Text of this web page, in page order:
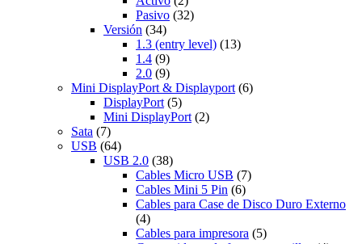
Pasivo (32)
Versión (34)
1.3 (entry level) (13)
1.4 (9)
2.0 (9)
Mini DisplayPort & Displayport (6)
DisplayPort (5)
Mini DisplayPort (2)
Sata (7)
USB (64)
USB 2.0 (38)
Cables Micro USB (7)
Cables Mini 5 Pin (6)
Cables para Case de Disco Duro Externo
(4)
Cables para impresora (5)